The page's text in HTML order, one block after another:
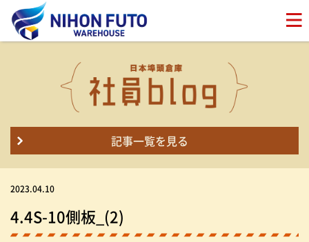
記事一覧を見る
2023.04.10
4.4S-10側板_(2)